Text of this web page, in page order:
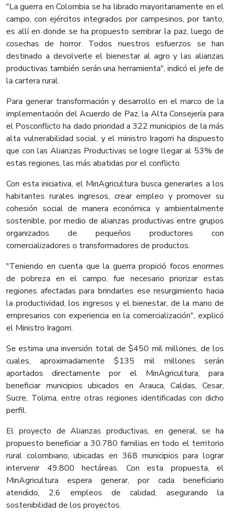
"La guerra en Colombia se ha librado mayoritariamente en el
campo, con ejércitos integrados por campesinos, por tanto,
es allí en donde se ha propuesto sembrar la paz, luego de
cosechas de horror. Todos nuestros esfuerzos se han
destinado a devolverle el bienestar al agro y las alianzas
productivas también serán una herramienta", indicó el jefe de
la cartera rural.
Para generar transformación y desarrollo en el marco de la
implementación del Acuerdo de Paz, la Alta Consejería para
el Posconflicto ha dado prioridad a 322 municipios de la más
alta vulnerabilidad social, y el ministro Iragorri ha dispuesto
que con las Alianzas Productivas se logre llegar al 53% de
estas regiones, las más abatidas por el conflicto.
Con esta iniciativa, el MinAgricultura busca generarles a los
habitantes rurales ingresos, crear empleo y promover su
cohesión social de manera económica y ambientalmente
sostenible, por medio de alianzas productivas entre grupos
organizados de pequeños productores con
comercializadores o transformadores de productos.
"Teniendo en cuenta que la guerra propició focos enormes
de pobreza en el campo, fue necesario priorizar estas
regiones afectadas para brindarles ese resurgimiento hacia
la productividad, los ingresos y el bienestar, de la mano de
empresarios con experiencia en la comercialización", explicó
el Ministro Iragorri.
Se estima una inversión total de $450 mil millones, de los
cuales, aproximadamente $135 mil millones serán
aportados directamente por el MinAgricultura, para
beneficiar municipios ubicados en Arauca, Caldas, Cesar,
Sucre, Tolima, entre otras regiones identificadas con dicho
perfil.
El proyecto de Alianzas productivas, en general, se ha
propuesto beneficiar a 30.780 familias en todo el territorio
rural colombiano, ubicadas en 368 municipios para lograr
intervenir 49.800 hectáreas. Con esta propuesta, el
MinAgricultura espera generar, por cada beneficiario
atendido, 2,6 empleos de calidad, asegurando la
sostenibilidad de los proyectos.​